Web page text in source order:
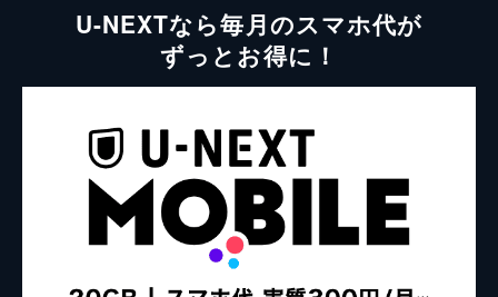
U-NEXTなら毎月のスマホ代が
ずっとお得に！